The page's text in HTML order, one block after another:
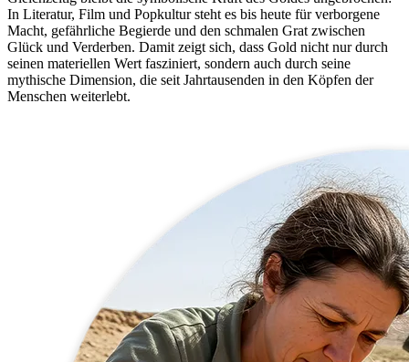
In Literatur, Film und Popkultur steht es bis heute für verborgene
Macht, gefährliche Begierde und den schmalen Grat zwischen
Glück und Verderben. Damit zeigt sich, dass Gold nicht nur durch
seinen materiellen Wert fasziniert, sondern auch durch seine
mythische Dimension, die seit Jahrtausenden in den Köpfen der
Menschen weiterlebt.